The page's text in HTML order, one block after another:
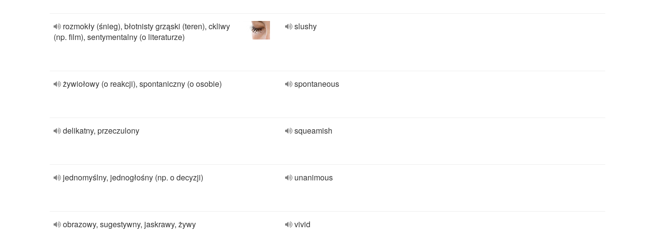
rozmokły (śnieg), błotnisty grząski (teren), ckliwy
(np. film), sentymentalny (o literaturze)
slushy
żywiołowy (o reakcji), spontaniczny (o osobie) spontaneous
delikatny, przeczulony squeamish
jednomyślny, jednogłośny (np. o decyzji) unanimous
obrazowy, sugestywny, jaskrawy, żywy vivid